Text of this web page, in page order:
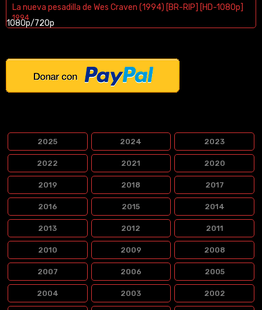
La nueva pesadilla de Wes Craven (1994) [BR-RIP] [HD-1080p]
1994
1080p/720p
2025 2024 2023
2022 2021 2020
2019 2018 2017
2016 2015 2014
2013 2012 2011
2010 2009 2008
2007 2006 2005
2004 2003 2002